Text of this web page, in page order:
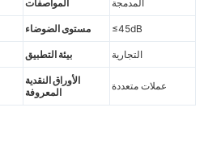
المواصفات المدمجة
مستوى الضوضاء ≤45dB
بيئة التطبيق التجارية
الأوراق النقدية
المعروفة
عملات متعددة